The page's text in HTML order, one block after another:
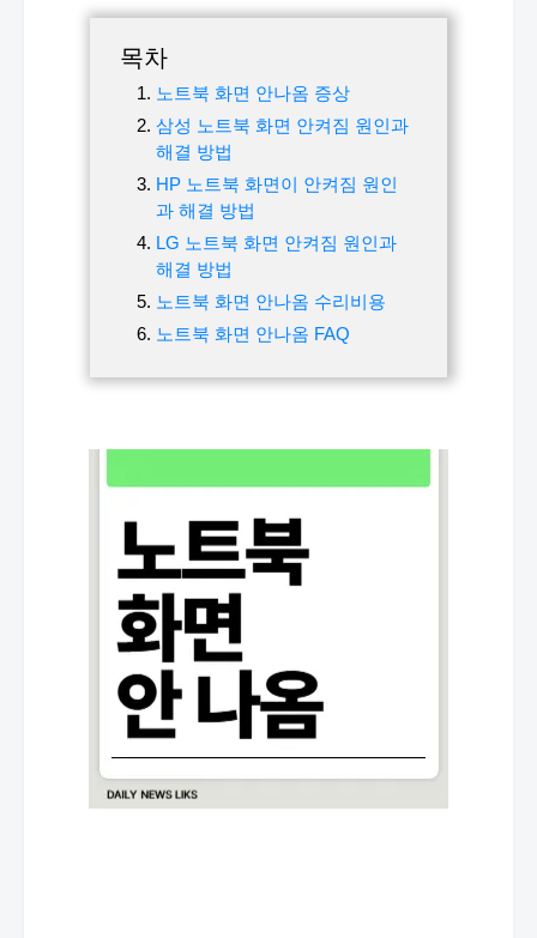
목차
노트북 화면 안나옴 증상
삼성 노트북 화면 안켜짐 원인과
해결 방법
HP 노트북 화면이 안켜짐 원인
과 해결 방법
LG 노트북 화면 안켜짐 원인과
해결 방법
노트북 화면 안나옴 수리비용
노트북 화면 안나옴 FAQ